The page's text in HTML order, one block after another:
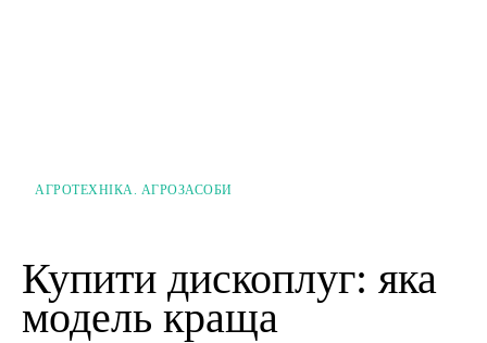
АГРОТЕХНІКА. АГРОЗАСОБИ
Купити дископлуг: яка
модель краща